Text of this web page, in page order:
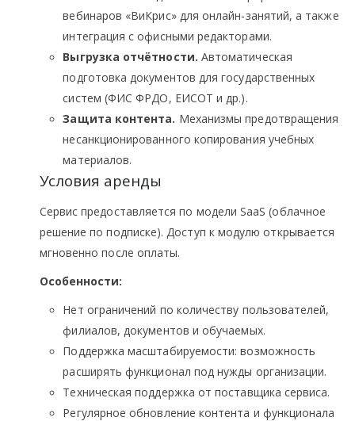
вебинаров «ВиКрис» для онлайн-занятий, а также
интеграция с офисными редакторами.
Выгрузка отчётности. Автоматическая
подготовка документов для государственных
систем (ФИС ФРДО, ЕИСОТ и др.).
Защита контента. Механизмы предотвращения
несанкционированного копирования учебных
материалов.
Условия аренды
Сервис предоставляется по модели SaaS (облачное
решение по подписке). Доступ к модулю открывается
мгновенно после оплаты.
Особенности:
Нет ограничений по количеству пользователей,
филиалов, документов и обучаемых.
Поддержка масштабируемости: возможность
расширять функционал под нужды организации.
Техническая поддержка от поставщика сервиса.
Регулярное обновление контента и функционала